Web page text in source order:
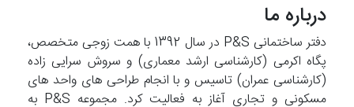
درباره ما
دفتر ساختمانی P&S در سال 1392 با همت زوجی متخصص،
پگاه اکرمی (کارشناسی ارشد معماری) و سروش سرایی زاده
(کارشناسی عمران) تاسیس و با انجام طراحی های واحد های
مسکونی و تجاری آغاز به فعالیت کرد. مجموعه P&S به